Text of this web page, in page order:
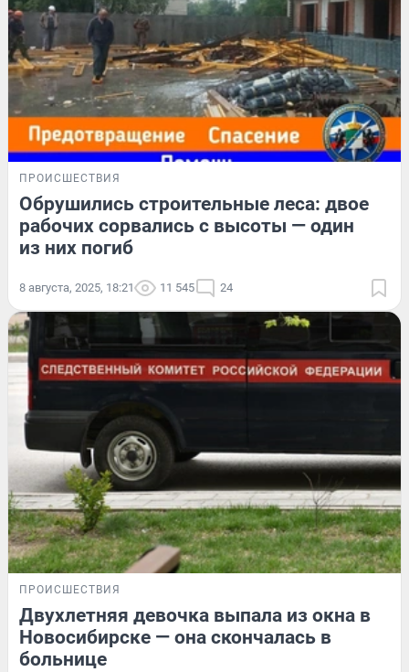
ПРОИСШЕСТВИЯ
Обрушились строительные леса: двое
рабочих сорвались с высоты — один
из них погиб
8 августа, 2025, 18:21 11 545 24
ПРОИСШЕСТВИЯ
Двухлетняя девочка выпала из окна в
Новосибирске — она скончалась в
больнице